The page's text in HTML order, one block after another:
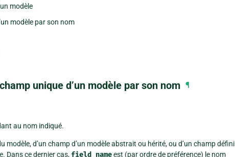
modèle
modèle par son nom
unique d’un modèle par son nom ¶
au nom indiqué.
modèle, d’un champ d’un modèle abstrait ou hérité, ou d’un champ défini
Dans ce dernier cas, field_nameest (par ordre de préférence) le nom